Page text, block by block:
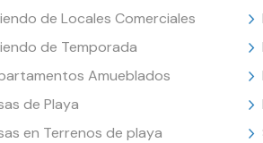
de Locales Comerciales
de Temporada
Amueblados
de Playa
en Terrenos de playa